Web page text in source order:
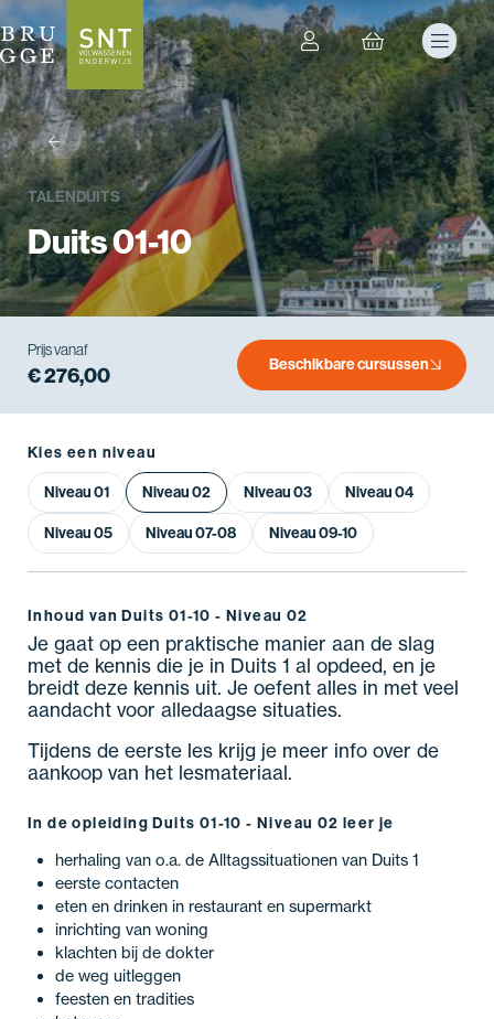
Prijs vanaf
€ 276,00 Beschikbare cursussen
terug
TALENDUITS
Duits 01-10
Kies een niveau
Niveau 01 Niveau 02 Niveau 03 Niveau 04
Niveau 05 Niveau 07-08 Niveau 09-10
Inhoud van Duits 01-10 - Niveau 02
Je gaat op een praktische manier aan de slag
met de kennis die je in Duits 1 al opdeed, en je
breidt deze kennis uit. Je oefent alles in met veel
aandacht voor alledaagse situaties.
Tijdens de eerste les krijg je meer info over de
aankoop van het lesmateriaal.
In de opleiding Duits 01-10 - Niveau 02 leer je
herhaling van o.a. de Alltagssituationen van Duits 1
eerste contacten
eten en drinken in restaurant en supermarkt
inrichting van woning
klachten bij de dokter
de weg uitleggen
feesten en tradities